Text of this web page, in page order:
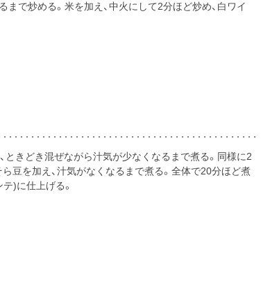
まで炒める。米を加え、中火にして2分ほど炒め、白ワイ
ときどき混ぜながら汁気が少なくなるまで煮る。同様に2
豆を加え、汁気がなくなるまで煮る。全体で20分ほど煮
)に仕上げる。